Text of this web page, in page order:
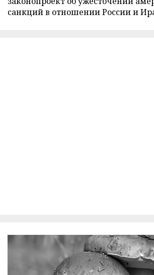
санкций в отношении России и